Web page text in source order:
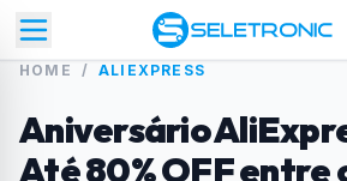
HOME / ALIEXPRESS
Aniversário
Até 80% OFF entre